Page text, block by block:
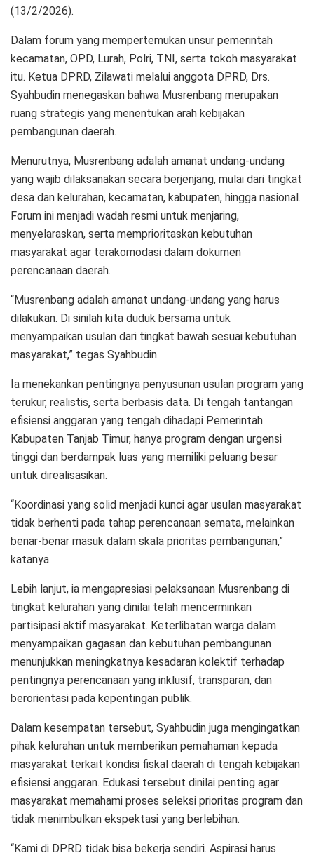
(13/2/2026).
Dalam forum yang mempertemukan unsur pemerintah
kecamatan, OPD, Lurah, Polri, TNI, serta tokoh masyarakat
itu. Ketua DPRD, Zilawati melalui anggota DPRD, Drs.
Syahbudin menegaskan bahwa Musrenbang merupakan
ruang strategis yang menentukan arah kebijakan
pembangunan daerah.
Menurutnya, Musrenbang adalah amanat undang-undang
yang wajib dilaksanakan secara berjenjang, mulai dari tingkat
desa dan kelurahan, kecamatan, kabupaten, hingga nasional.
Forum ini menjadi wadah resmi untuk menjaring,
menyelaraskan, serta memprioritaskan kebutuhan
masyarakat agar terakomodasi dalam dokumen
perencanaan daerah.
“Musrenbang adalah amanat undang-undang yang harus
dilakukan. Di sinilah kita duduk bersama untuk
menyampaikan usulan dari tingkat bawah sesuai kebutuhan
masyarakat,” tegas Syahbudin.
Ia menekankan pentingnya penyusunan usulan program yang
terukur, realistis, serta berbasis data. Di tengah tantangan
efisiensi anggaran yang tengah dihadapi Pemerintah
Kabupaten Tanjab Timur, hanya program dengan urgensi
tinggi dan berdampak luas yang memiliki peluang besar
untuk direalisasikan.
“Koordinasi yang solid menjadi kunci agar usulan masyarakat
tidak berhenti pada tahap perencanaan semata, melainkan
benar-benar masuk dalam skala prioritas pembangunan,”
katanya.
Lebih lanjut, ia mengapresiasi pelaksanaan Musrenbang di
tingkat kelurahan yang dinilai telah mencerminkan
partisipasi aktif masyarakat. Keterlibatan warga dalam
menyampaikan gagasan dan kebutuhan pembangunan
menunjukkan meningkatnya kesadaran kolektif terhadap
pentingnya perencanaan yang inklusif, transparan, dan
berorientasi pada kepentingan publik.
Dalam kesempatan tersebut, Syahbudin juga mengingatkan
pihak kelurahan untuk memberikan pemahaman kepada
masyarakat terkait kondisi fiskal daerah di tengah kebijakan
efisiensi anggaran. Edukasi tersebut dinilai penting agar
masyarakat memahami proses seleksi prioritas program dan
tidak menimbulkan ekspektasi yang berlebihan.
“Kami di DPRD tidak bisa bekerja sendiri. Aspirasi harus